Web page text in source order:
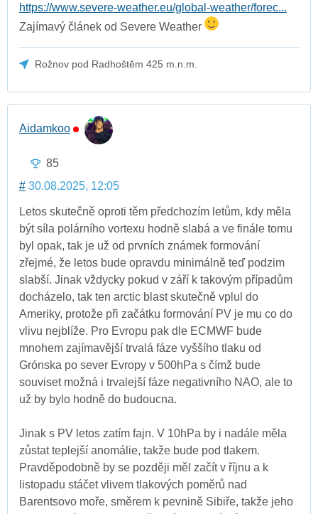
https://www.severe-weather.eu/global-weather/forec...
Zajímavý článek od Severe Weather
Rožnov pod Radhoštěm 425 m.n.m.
Aidamkoo
85
# 30.08.2025, 12:05
Letos skutečně oproti těm předchozím letům, kdy měla
být síla polárního vortexu hodně slabá a ve finále tomu
byl opak, tak je už od prvních známek formování
zřejmé, že letos bude opravdu minimálně teď podzim
slabší. Jinak vždycky pokud v září k takovým případům
docházelo, tak ten arctic blast skutečně vplul do
Ameriky, protože při začátku formování PV je mu co do
vlivu nejblíže. Pro Evropu pak dle ECMWF bude
mnohem zajímavější trvalá fáze vyššího tlaku od
Grónska po sever Evropy v 500hPa s čímž bude
souviset možná i trvalejší fáze negativního NAO, ale to
už by bylo hodně do budoucna.
Jinak s PV letos zatím fajn. V 10hPa by i nadále měla
zůstat teplejší anomálie, takže bude pod tlakem.
Pravděpodobně by se později měl začít v říjnu a k
listopadu stáčet vlivem tlakových poměrů nad
Barentsovo moře, směrem k pevnině Sibiře, takže jeho